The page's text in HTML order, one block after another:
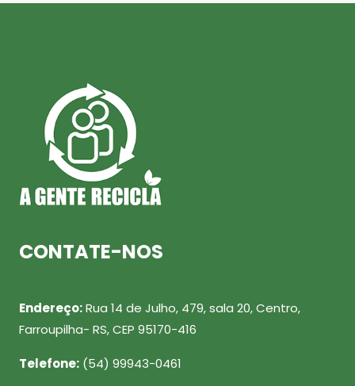
CONTATE-NOS
Endereço:Rua 14 de Julho, 479, sala 20, Centro,
Farroupilha- RS, CEP 95170-416
Telefone: (54) 99943-0461